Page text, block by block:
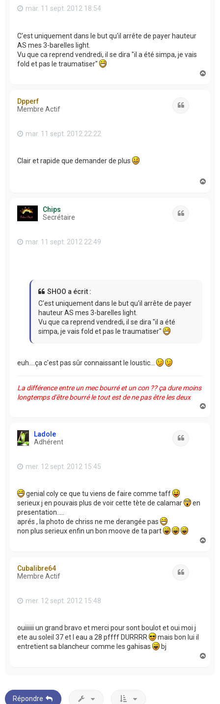
mar. 11 sept. 2012 18:54
C'est uniquement dans le but qu'il arrête de payer hauteur
AS mes 3-barelles light.
Vu que ca reprend vendredi, il se dira "il a été simpa, je vais
fold et pas le traumatiser"
Dpperf
Membre Actif
mar. 11 sept. 2012 22:22
Clair et rapide que demander de plus
Chips
Secrétaire
mar. 11 sept. 2012 22:49
SHOO a écrit :
C'est uniquement dans le but qu'il arrête de payer
hauteur AS mes 3-barelles light.
Vu que ca reprend vendredi, il se dira "il a été
simpa, je vais fold et pas le traumatiser"
euh....ça c'est pas sûr connaissant le loustic...
La différence entre un mec bourré et un con ?? ça dure moins
longtemps d'être bourré le tout est de ne pas être les deux
Ladole
Adhérent
mer. 12 sept. 2012 15:45
genial coly ce que tu viens de faire comme taff
serieux j en pouvais plus de voir cette tète de calamar
en
presentation.....
aprés , la photo de chriss ne me derangée pas
non plus serieux enfin un bon moove de ta part
Cubalibre64
Membre Actif
mer. 12 sept. 2012 15:48
ouiiiiii un grand bravo et merci pour sont boulot et oui moi j
ete au soleil 37 et l eau a 28 pffff DURRRR
mais bon lui il
entretient sa blancheur comme les gahisas
bj
Répondre